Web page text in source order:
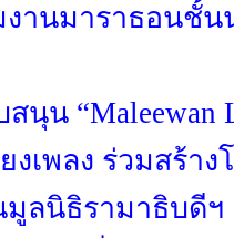
านมาราธอนชั้น
นุน “Maleewan
งเพลง ร่วมสร้า
ลนิธิรามาธิบดีฯ